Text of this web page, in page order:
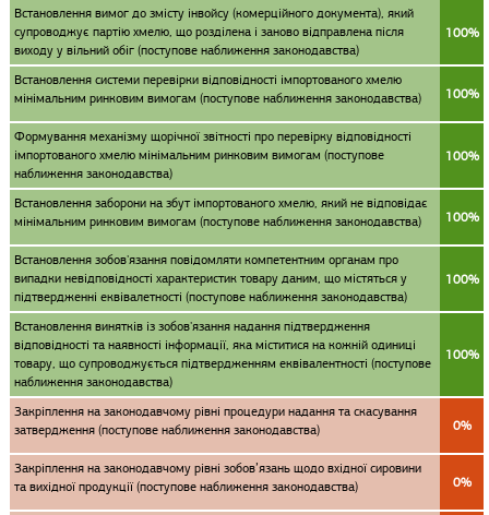
Встановлення вимог до змісту інвойсу (комерційного документа), який
супроводжує партію хмелю, що розділена і заново відправлена після
виходу у вільний обіг (поступове наближення законодавства)
100%
Встановлення системи перевірки відповідності імпортованого хмелю
мінімальним ринковим вимогам (поступове наближення законодавства)
100%
Формування механізму щорічної звітності про перевірку відповідності
імпортованого хмелю мінімальним ринковим вимогам (поступове
наближення законодавства)
100%
Встановлення заборони на збут імпортованого хмелю, який не відповідає
мінімальним ринковим вимогам (поступове наближення законодавства)
100%
Встановлення зобов'язання повідомляти компетентним органам про
випадки невідповідності характеристик товару даним, що містяться у
підтвердженні еквівалетності (поступове наближення законодавства)
100%
Встановлення винятків із зобов'язання надання підтвердження
відповідності та наявності інформації, яка міститися на кожній одиниці
товару, що супроводжується підтвердженням еквівалентності (поступове
наближення законодавства)
100%
Закріплення на законодавчому рівні процедури надання та скасування
затвердження (поступове наближення законодавства)
0%
Закріплення на законодавчому рівні зобов’язань щодо вхідної сировини
та вихідної продукції (поступове наближення законодавства)
0%